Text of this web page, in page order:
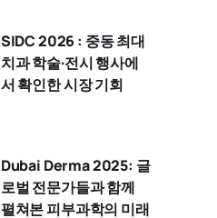
SIDC 2026 : 중동 최대
치과 학술·전시 행사에
서 확인한 시장 기회
Dubai Derma 2025: 글
로벌 전문가들과 함께
펼쳐본 피부과학의 미래